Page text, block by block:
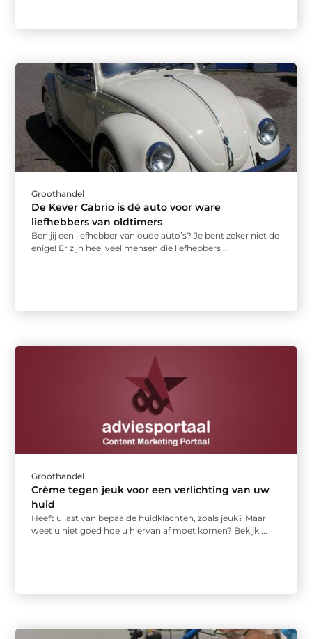
Groothandel
De Kever Cabrio is dé auto voor ware
liefhebbers van oldtimers
Ben jij een liefhebber van oude auto’s? Je bent zeker niet de
enige! Er zijn heel veel mensen die liefhebbers ...
Groothandel
Crème tegen jeuk voor een verlichting van uw
huid
Heeft u last van bepaalde huidklachten, zoals jeuk? Maar
weet u niet goed hoe u hiervan af moet komen? Bekijk ...